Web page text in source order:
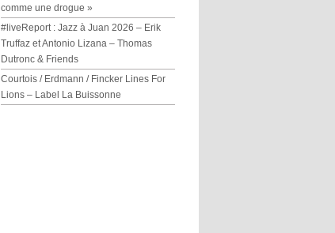
comme une drogue »
#liveReport : Jazz à Juan 2026 – Erik
Truffaz et Antonio Lizana – Thomas
Dutronc & Friends
Courtois / Erdmann / Fincker Lines For
Lions – Label La Buissonne